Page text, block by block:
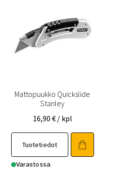
Mattopuukko Quickslide
Stanley
16,90 € / kpl
Tuotetiedot
Varastossa